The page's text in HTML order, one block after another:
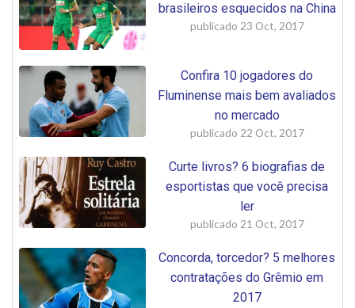
brasileiros esquecidos na China
publicado 23 Oct, 2017
Confira 10 jogadores do
Fluminense mais bem avaliados
no mercado
publicado 22 Oct, 2017
Curte livros? 6 biografias de
esportistas que você precisa
ler
publicado 21 Oct, 2017
Concorda, torcedor? 5 melhores
contratações do Grêmio em
2017